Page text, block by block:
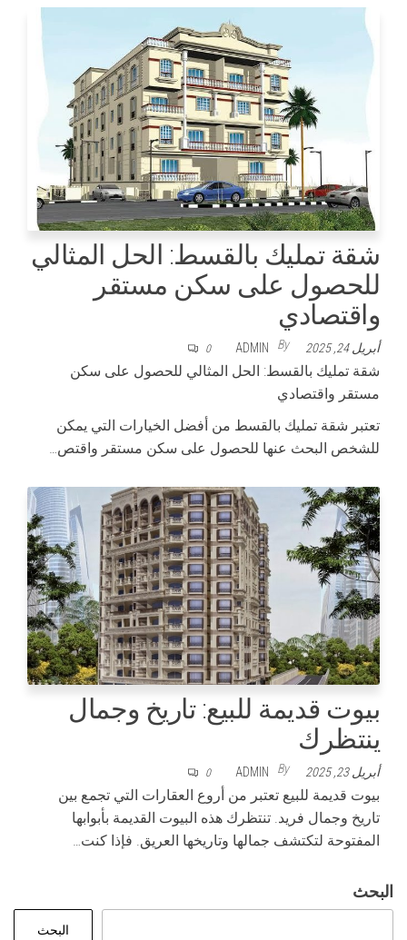
شقة تمليك بالقسط: الحل المثالي
للحصول على سكن مستقر
واقتصادي
أبريل 24, 2025 By
ADMIN
0
شقة تمليك بالقسط: الحل المثالي للحصول على سكن
مستقر واقتصادي
تعتبر شقة تمليك بالقسط من أفضل الخيارات التي يمكن
للشخص البحث عنها للحصول على سكن مستقر واقتص…
بيوت قديمة للبيع: تاريخ وجمال
ينتظرك
أبريل 23, 2025 By
ADMIN
0
بيوت قديمة للبيع تعتبر من أروع العقارات التي تجمع بين
تاريخ وجمال فريد. تنتظرك هذه البيوت القديمة بأبوابها
المفتوحة لتكتشف جمالها وتاريخها العريق. فإذا كنت…
البحث
البحث